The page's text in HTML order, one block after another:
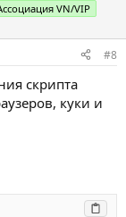
VN/VIP
#8
скрипта
куки и